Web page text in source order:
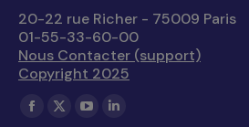
20-22 rue Richer - 75009 Paris
01-55-33-60-00
Nous Contacter (support)
Copyright 2025
Trouvez nous sur :
La
La
La
La